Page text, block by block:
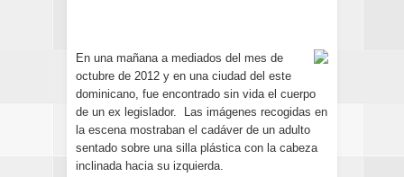
En una mañana a mediados del mes de
octubre de 2012 y en una ciudad del este
dominicano, fue encontrado sin vida el cuerpo
de un ex legislador. Las imágenes recogidas en
la escena mostraban el cadáver de un adulto
sentado sobre una silla plástica con la cabeza
inclinada hacia su izquierda.